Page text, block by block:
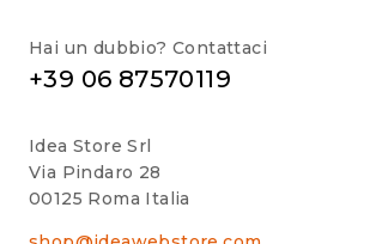
Hai un dubbio? Contattaci
+39 06 87570119
Idea Store Srl
Via Pindaro 28
00125 Roma Italia